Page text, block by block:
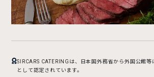
SIRCARS CATERINGは、日本国外務省から外国公館
として認定されています。